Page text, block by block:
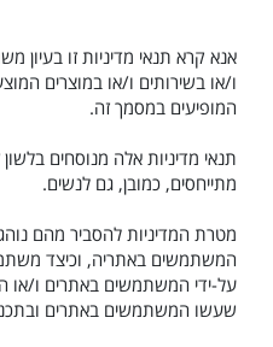
אנא קרא תנאי מדיניות זו בעיון
ו/או בשירותים ו/או במוצרים
המופיעים במסמך זה.
תנאי מדיניות אלה מנוסחים
מתייחסים, כמובן, גם לנשים.
מטרת המדיניות להסביר מהם
המשתמשים באתריה, וכיצד
על-ידי המשתמשים באתרים ו/
שעשו המשתמשים באתרים